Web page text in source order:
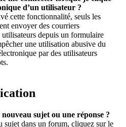
d’un utilisateur ?
cette fonctionnalité, seuls les
envoyer des courriers
depuis un formulaire
une utilisation abusive du
par des utilisateurs
sujet ou une réponse ?
sujet dans un forum, cliquez sur le